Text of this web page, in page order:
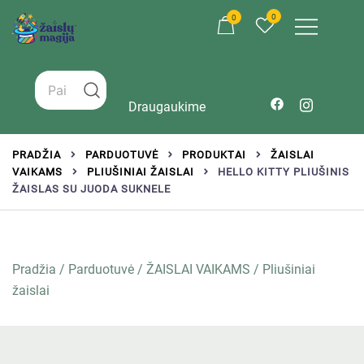
0 0
Draugaukime
PRADŽIA PARDUOTUVĖ PRODUKTAI
ŽAISLAI
VAIKAMS
PLIUŠINIAI ŽAISLAI
HELLO KITTY PLIUŠINIS
ŽAISLAS SU JUODA SUKNELE
Pradžia / Parduotuvė / ŽAISLAI VAIKAMS / Pliušiniai
žaislai